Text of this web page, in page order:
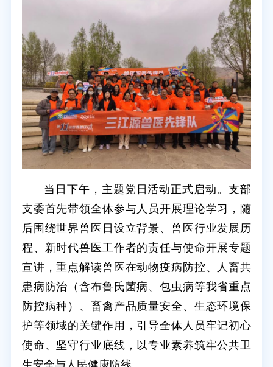
当日下午，主题党日活动正式启动。支部
支委首先带领全体参与人员开展理论学习，随
后围绕世界兽医日设立背景、兽医行业发展历
程、新时代兽医工作者的责任与使命开展专题
宣讲，重点解读兽医在动物疫病防控、人畜共
患病防治（含布鲁氏菌病、包虫病等我省重点
防控病种）、畜禽产品质量安全、生态环境保
护等领域的关键作用，引导全体人员牢记初心
使命、坚守行业底线，以专业素养筑牢公共卫
生安全与人民健康防线。